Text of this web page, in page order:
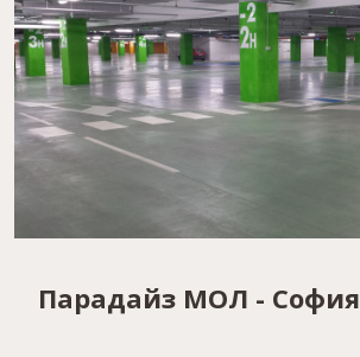
Парадайз МОЛ - София